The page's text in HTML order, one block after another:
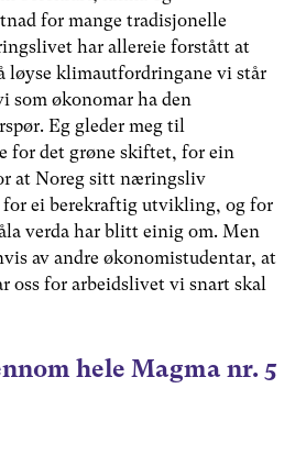
for mange tradisjonelle
har allereie forstått at
løyse klimautfordringane vi står
som økonomar ha den
Eg gleder meg til
for det grøne skiftet, for ein
at Noreg sitt næringsliv
for ei berekraftig utvikling, og for
verda har blitt einig om. Men
av andre økonomistudentar, at
oss for arbeidslivet vi snart skal
hele Magma nr. 5